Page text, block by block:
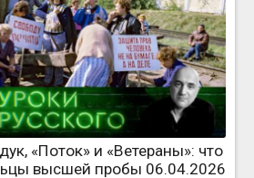
«Поток» и «Ветераны»: что
высшей пробы 06.04.2026